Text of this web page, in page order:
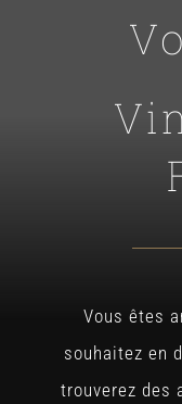
Vous êtes
souhaitez en
trouverez des